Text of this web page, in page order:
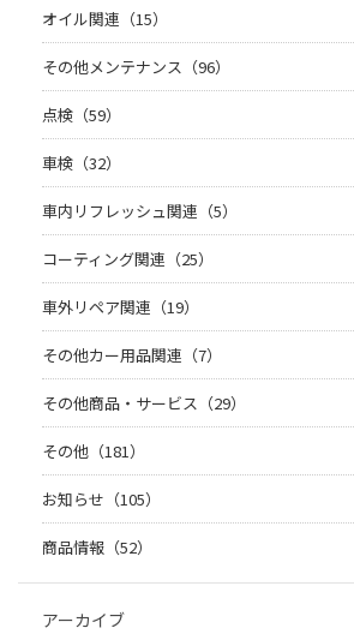
オイル関連（15）
その他メンテナンス（96）
点検（59）
車検（32）
車内リフレッシュ関連（5）
コーティング関連（25）
車外リペア関連（19）
その他カー用品関連（7）
その他商品・サービス（29）
その他（181）
お知らせ（105）
商品情報（52）
アーカイブ